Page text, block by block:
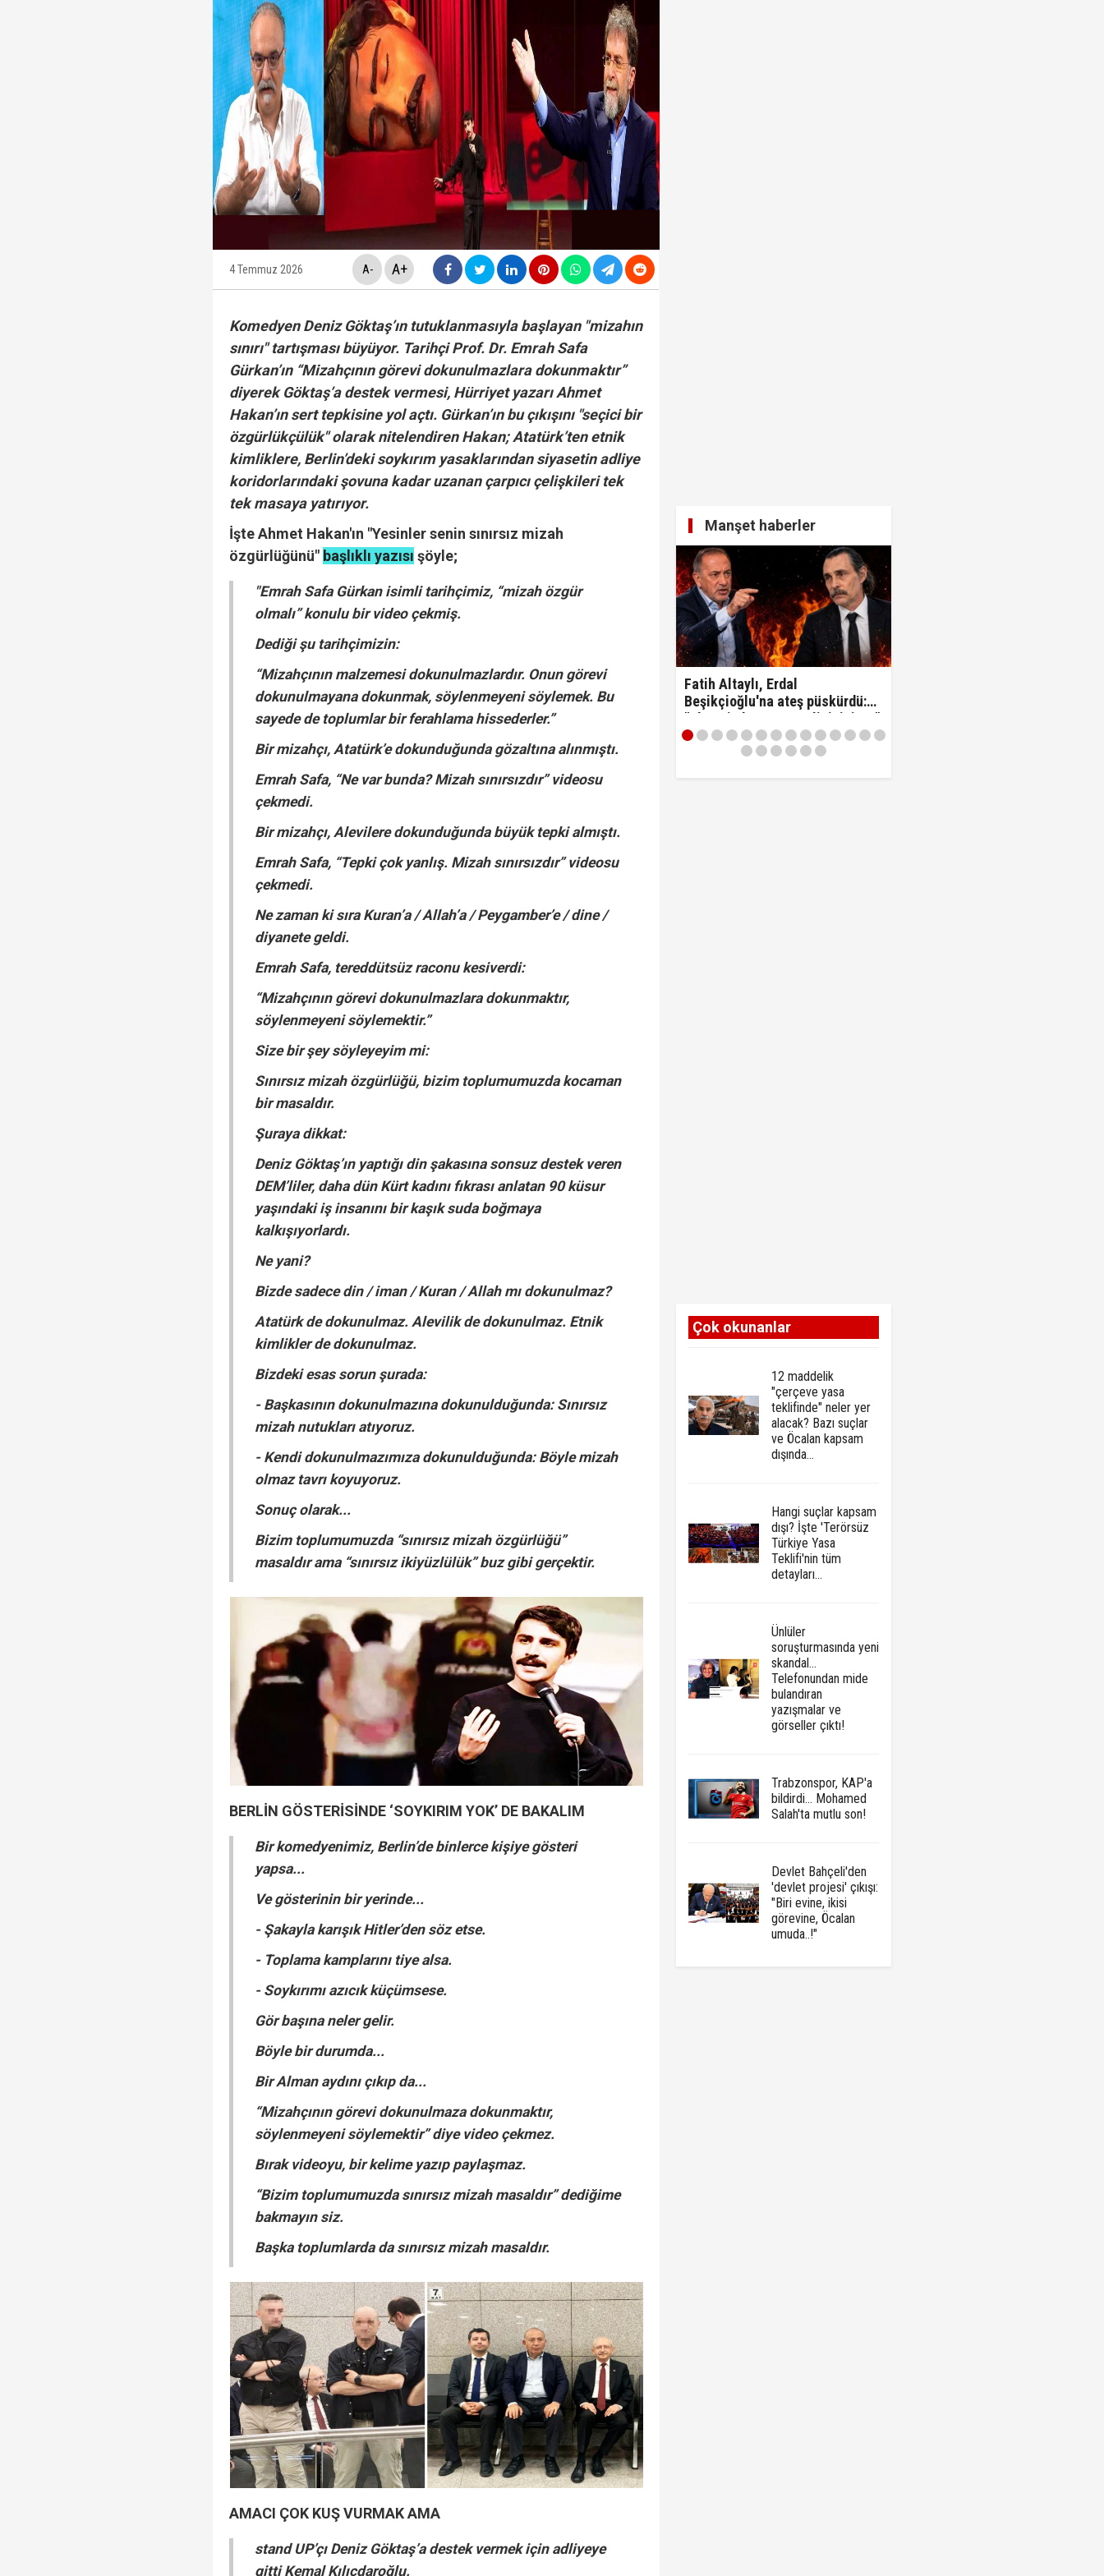
Trabzonspor, KAP'a bildirdi... Mohamed Salah'ta mutlu son!
İzmir Büyükşehir Belediyesi'nde "yolsuzluk" soruşturması... Veli Ağbaba'nın ağabeyi Hür Ağbaba gözaltında!
Ünlüler soruşturmasında yeni skandal... Telefonundan mide bulandıran yazışmalar ve görseller çıktı!
Veli Ağbaba'nın ağabeyi Hür Ağbaba tutuklandı...
4 Temmuz 2026 A- A+
Komedyen Deniz Göktaş’ın tutuklanmasıyla başlayan "mizahın
sınırı" tartışması büyüyor. Tarihçi Prof. Dr. Emrah Safa
Gürkan’ın “Mizahçının görevi dokunulmazlara dokunmaktır”
diyerek Göktaş’a destek vermesi, Hürriyet yazarı Ahmet
Hakan’ın sert tepkisine yol açtı. Gürkan’ın bu çıkışını "seçici bir
özgürlükçülük" olarak nitelendiren Hakan; Atatürk’ten etnik
kimliklere, Berlin’deki soykırım yasaklarından siyasetin adliye
koridorlarındaki şovuna kadar uzanan çarpıcı çelişkileri tek
tek masaya yatırıyor.
İşte Ahmet Hakan'ın "Yesinler senin sınırsız mizah
özgürlüğünü" başlıklı yazısı şöyle;
"Emrah Safa Gürkan isimli tarihçimiz, “mizah özgür
olmalı” konulu bir video çekmiş.
Dediği şu tarihçimizin:
“Mizahçının malzemesi dokunulmazlardır. Onun görevi
dokunulmayana dokunmak, söylenmeyeni söylemek. Bu
sayede de toplumlar bir ferahlama hissederler.”
Bir mizahçı, Atatürk’e dokunduğunda gözaltına alınmıştı.
Emrah Safa, “Ne var bunda? Mizah sınırsızdır” videosu
çekmedi.
Bir mizahçı, Alevilere dokunduğunda büyük tepki almıştı.
Emrah Safa, “Tepki çok yanlış. Mizah sınırsızdır” videosu
çekmedi.
Ne zaman ki sıra Kuran’a / Allah’a / Peygamber’e / dine /
diyanete geldi.
Emrah Safa, tereddütsüz raconu kesiverdi:
“Mizahçının görevi dokunulmazlara dokunmaktır,
söylenmeyeni söylemektir.”
Size bir şey söyleyeyim mi:
Sınırsız mizah özgürlüğü, bizim toplumumuzda kocaman
bir masaldır.
Şuraya dikkat:
Deniz Göktaş’ın yaptığı din şakasına sonsuz destek veren
DEM’liler, daha dün Kürt kadını fıkrası anlatan 90 küsur
yaşındaki iş insanını bir kaşık suda boğmaya
kalkışıyorlardı.
Ne yani?
Bizde sadece din / iman / Kuran / Allah mı dokunulmaz?
Atatürk de dokunulmaz. Alevilik de dokunulmaz. Etnik
kimlikler de dokunulmaz.
Bizdeki esas sorun şurada:
- Başkasının dokunulmazına dokunulduğunda: Sınırsız
mizah nutukları atıyoruz.
- Kendi dokunulmazımıza dokunulduğunda: Böyle mizah
olmaz tavrı koyuyoruz.
Sonuç olarak...
Bizim toplumumuzda “sınırsız mizah özgürlüğü”
masaldır ama “sınırsız ikiyüzlülük” buz gibi gerçektir.
BERLİN GÖSTERİSİNDE ‘SOYKIRIM YOK’ DE BAKALIM
Bir komedyenimiz, Berlin’de binlerce kişiye gösteri
yapsa...
Ve gösterinin bir yerinde...
- Şakayla karışık Hitler’den söz etse.
- Toplama kamplarını tiye alsa.
- Soykırımı azıcık küçümsese.
Gör başına neler gelir.
Böyle bir durumda...
Bir Alman aydını çıkıp da...
“Mizahçının görevi dokunulmaza dokunmaktır,
söylenmeyeni söylemektir” diye video çekmez.
Bırak videoyu, bir kelime yazıp paylaşmaz.
“Bizim toplumumuzda sınırsız mizah masaldır” dediğime
bakmayın siz.
Başka toplumlarda da sınırsız mizah masaldır.
AMACI ÇOK KUŞ VURMAK AMA
stand UP’çı Deniz Göktaş’a destek vermek için adliyeye
gitti Kemal Kılıçdaroğlu.
Manşet haberler
Fatih Altaylı, Erdal
Beşikçioğlu'na ateş püskürdü:
"Ulan siz kamu görevlisisiniz..!"
Çok okunanlar
12 maddelik
"çerçeve yasa
teklifinde" neler yer
alacak? Bazı suçlar
ve Öcalan kapsam
dışında…
Hangi suçlar kapsam
dışı? İşte 'Terörsüz
Türkiye Yasa
Teklifi'nin tüm
detayları...
Ünlüler
soruşturmasında yeni
skandal...
Telefonundan mide
bulandıran
yazışmalar ve
görseller çıktı!
Trabzonspor, KAP'a
bildirdi... Mohamed
Salah'ta mutlu son!
Devlet Bahçeli'den
'devlet projesi' çıkışı:
"Biri evine, ikisi
görevine, Öcalan
umuda..!"